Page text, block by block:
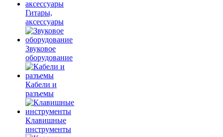
Гитары,
аксессуары
Звуковое
оборудование
Кабели и
разъемы
Клавишные
инструменты